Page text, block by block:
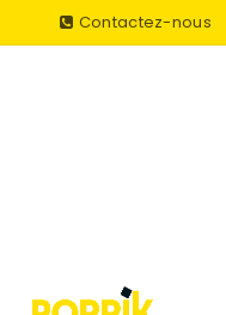
Contactez-nous